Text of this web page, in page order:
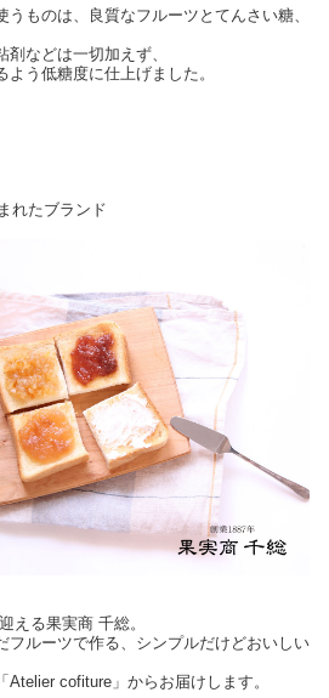
ものは、良質なフルーツとてんさい糖、
などは一切加えず、
う低糖度に仕上げました。
れたブランド
える果実商 千総。
フルーツで作る、シンプルだけどおいしい
cofiture」からお届けします。